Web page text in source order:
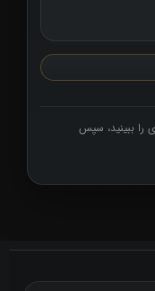
را ببینید، سپس